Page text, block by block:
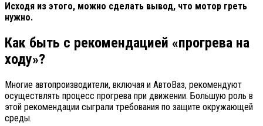
Исходя из этого, можно сделать вывод, что мотор греть
нужно.
Как быть с рекомендацией «прогрева на
ходу»?
Многие автопроизводители, включая и АвтоВаз, рекомендуют
осуществлять процесс прогрева при движении. Большую роль в
этой рекомендации сыграли требования по защите окружающей
среды.